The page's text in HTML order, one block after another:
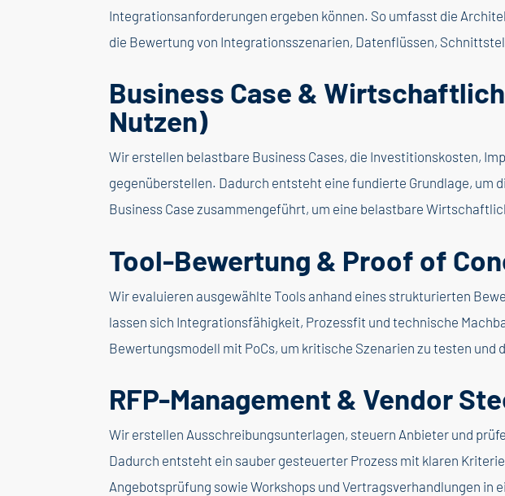
Integrationsanforderungen ergeben können. So umfasst die
die Bewertung von Integrationsszenarien, Datenflüssen,
Business Case &
Nutzen)
Wir erstellen belastbare Business Cases, die Investitionskosten,
gegenüberstellen. Dadurch entsteht eine fundierte Grundlage, um
Business Case zusammengeführt, um eine belastbare
Tool-Bewertung & Proof of
Wir evaluieren ausgewählte Tools anhand eines strukturierten
lassen sich Integrationsfähigkeit, Prozessfit und technische
Bewertungsmodell mit PoCs, um kritische Szenarien zu testen und
RFP-Management & Vendor
Wir erstellen Ausschreibungsunterlagen, steuern Anbieter und
Dadurch entsteht ein sauber gesteuerter Prozess mit klaren
Angebotsprüfung sowie Workshops und Vertragsverhandlungen in